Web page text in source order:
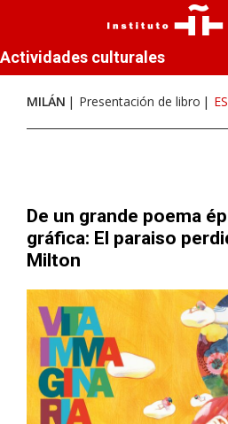
Actividades culturales
MILÁN Presentación de libro ES
De un grande poema
gráfica: El paraiso
Milton